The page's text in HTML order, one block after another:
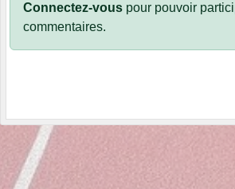
Connectez-vous pour pouvoir
commentaires.